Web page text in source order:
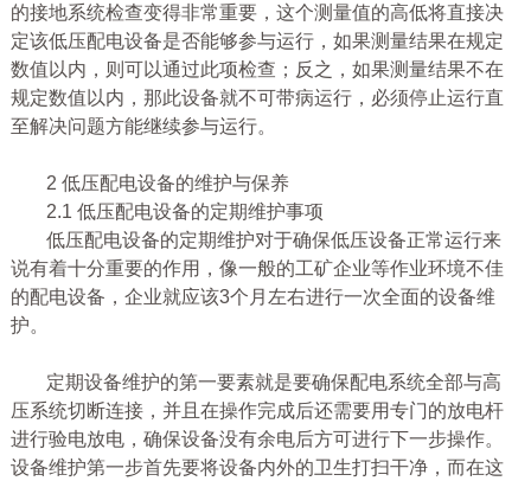
的接地系统检查变得非常重要，这个测量值的高低将直接决
定该低压配电设备是否能够参与运行，如果测量结果在规定
数值以内，则可以通过此项检查；反之，如果测量结果不在
规定数值以内，那此设备就不可带病运行，必须停止运行直
至解决问题方能继续参与运行。
2 低压配电设备的维护与保养
2.1 低压配电设备的定期维护事项
低压配电设备的定期维护对于确保低压设备正常运行来
说有着十分重要的作用，像一般的工矿企业等作业环境不佳
的配电设备，企业就应该3个月左右进行一次全面的设备维
护。
定期设备维护的第一要素就是要确保配电系统全部与高
压系统切断连接，并且在操作完成后还需要用专门的放电杆
进行验电放电，确保设备没有余电后方可进行下一步操作。
设备维护第一步首先要将设备内外的卫生打扫干净，而在这